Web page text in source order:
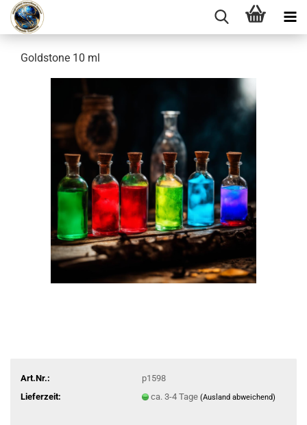
Goldstone 10 ml
Art.Nr.:
p1598
Lieferzeit:
ca. 3-4 Tage (Ausland abweichend)